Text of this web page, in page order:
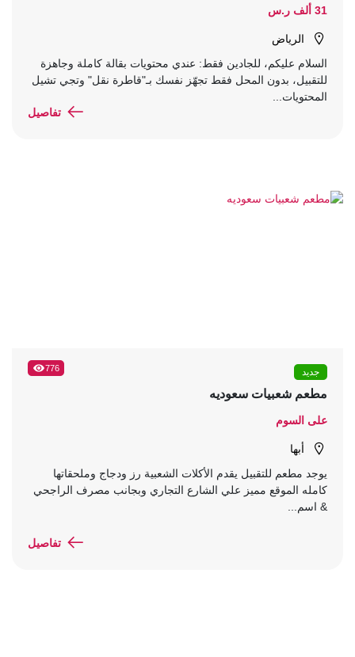
31 ألف ر.س
الرياض
السلام عليكم، للجادين فقط: عندي محتويات بقالة كاملة وجاهزة
للتقبيل، بدون المحل فقط تجهّز نفسك بـ"قاطرة نقل" وتجي تشيل
المحتويات...
تفاصيل
776 جديد
مطعم شعبيات سعوديه
على السوم
أبها
يوجد مطعم للتقبيل يقدم الأكلات الشعبية رز ودجاج وملحقاتها
كامله الموقع مميز علي الشارع التجاري وبجانب مصرف الراجحي
& اسم...
تفاصيل